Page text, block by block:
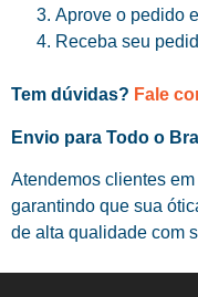
Aprove o pedido
Receba seu
Tem dúvidas? Fale
Envio para Todo o
Atendemos clientes em
garantindo que sua
de alta qualidade com